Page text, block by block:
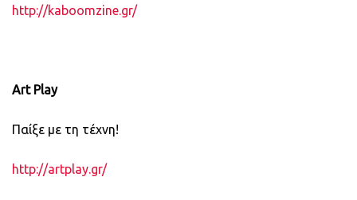
http://kaboomzine.gr/
Art Play
Παίξε με τη τέχνη!
http://artplay.gr/